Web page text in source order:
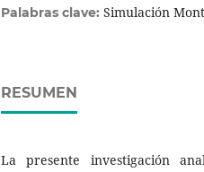
Palabras clave: Simulación
RESUMEN
La presente investigación